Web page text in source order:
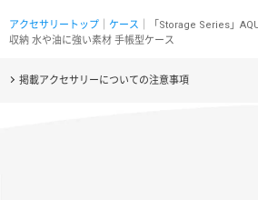
アクセサリートップ ケース ｜「Storage Series」
収納 水や油に強い素材 手帳型ケース
掲載アクセサリーについての注意事項